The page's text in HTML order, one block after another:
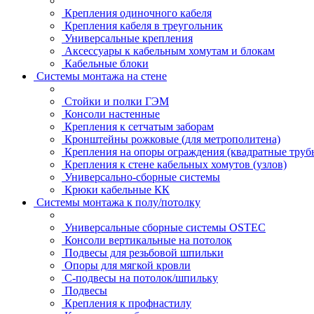
Крепления одиночного кабеля
Крепления кабеля в треугольник
Универсальные крепления
Аксессуары к кабельным хомутам и блокам
Кабельные блоки
Системы монтажа на стене
Стойки и полки ГЭМ
Консоли настенные
Крепления к сетчатым заборам
Кронштейны рожковые (для метрополитена)
Крепления на опоры ограждения (квадратные
Крепления к стене кабельных хомутов (узлов)
Универсально-сборные системы
Крюки кабельные КК
Системы монтажа к полу/потолку
Универсальные сборные системы OSTEC
Консоли вертикальные на потолок
Подвесы для резьбовой шпильки
Опоры для мягкой кровли
С-подвесы на потолок/шпильку
Подвесы
Крепления к профнастилу